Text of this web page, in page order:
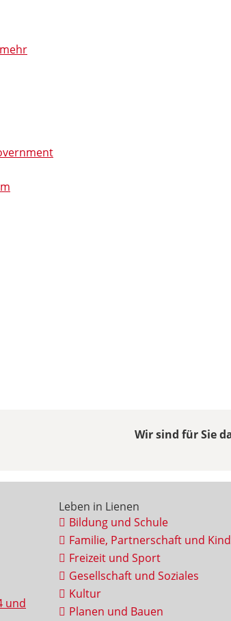
Wir sind für Sie
und
Leben in Lienen
Bildung und Schule
Familie, Partnerschaft und
Freizeit und Sport
Gesellschaft und Soziales
Kultur
Planen und Bauen